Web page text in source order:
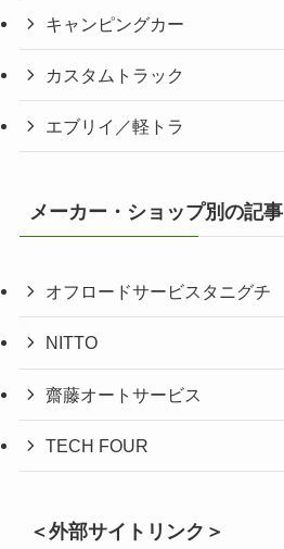
キャンピングカー
カスタムトラック
エブリイ／軽トラ
メーカー・ショップ別の記事
オフロードサービスタニグチ
NITTO
齋藤オートサービス
TECH FOUR
＜外部サイトリンク＞